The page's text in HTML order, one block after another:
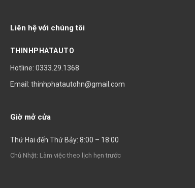
Liên hệ với chúng tôi
THINHPHATAUTO
Hotline: 0333.29.1368
Email: thinhphatautohn@gmail.com
Giờ mở cửa
Thứ Hai đến Thứ Bảy: 8:00 – 18:00
Chủ Nhật: Làm việc theo lịch hẹn trước